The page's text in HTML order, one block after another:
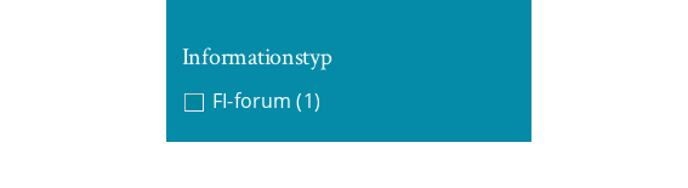
Informationstyp
FI-forum (1)